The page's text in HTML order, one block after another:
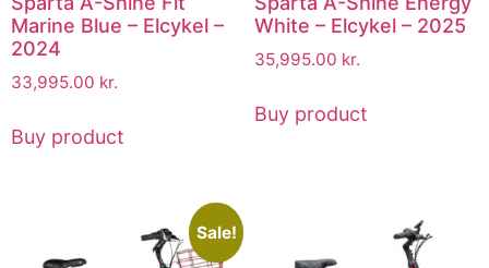
Marine Blue – Elcykel –
2024
33,995.00 kr.
Buy product
White – Elcykel – 2025
35,995.00 kr.
Buy product
Sale!